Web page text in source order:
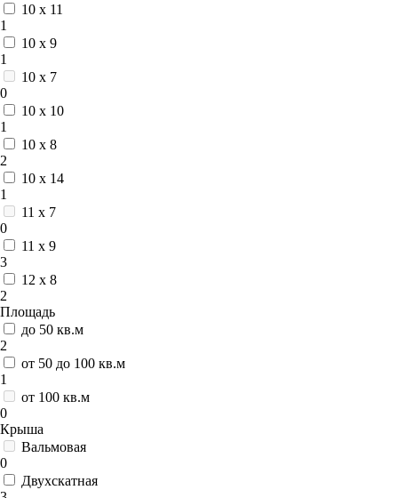
10 x 11
1
10 x 9
1
10 x 7
0
10 x 10
1
10 x 8
2
10 x 14
1
11 x 7
0
11 x 9
3
12 х 8
2
Площадь
до 50 кв.м
2
от 50 до 100 кв.м
1
от 100 кв.м
0
Крыша
Вальмовая
0
Двухскатная